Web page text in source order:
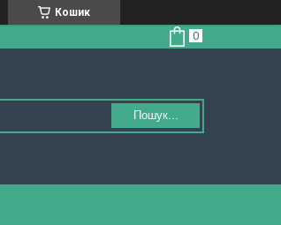
Кошик
Пошук...